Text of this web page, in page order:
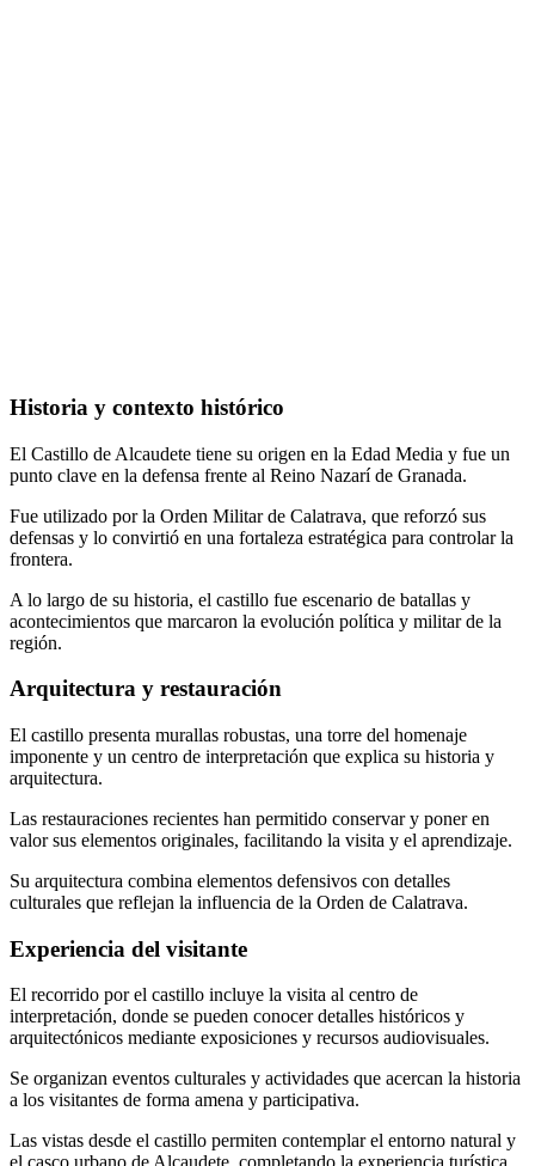
Historia y contexto histórico
El Castillo de Alcaudete tiene su origen en la Edad Media y fue un
punto clave en la defensa frente al Reino Nazarí de Granada.
Fue utilizado por la Orden Militar de Calatrava, que reforzó sus
defensas y lo convirtió en una fortaleza estratégica para controlar la
frontera.
A lo largo de su historia, el castillo fue escenario de batallas y
acontecimientos que marcaron la evolución política y militar de la
región.
Arquitectura y restauración
El castillo presenta murallas robustas, una torre del homenaje
imponente y un centro de interpretación que explica su historia y
arquitectura.
Las restauraciones recientes han permitido conservar y poner en
valor sus elementos originales, facilitando la visita y el aprendizaje.
Su arquitectura combina elementos defensivos con detalles
culturales que reflejan la influencia de la Orden de Calatrava.
Experiencia del visitante
El recorrido por el castillo incluye la visita al centro de
interpretación, donde se pueden conocer detalles históricos y
arquitectónicos mediante exposiciones y recursos audiovisuales.
Se organizan eventos culturales y actividades que acercan la historia
a los visitantes de forma amena y participativa.
Las vistas desde el castillo permiten contemplar el entorno natural y